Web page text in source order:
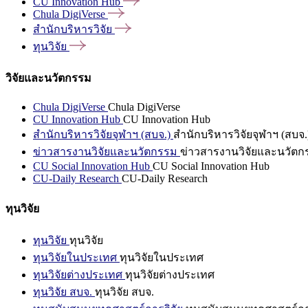
Chula DigiVerse
สำนักบริหารวิจัย
ทุนวิจัย
วิจัยและนวัตกรรม
Chula DigiVerse Chula DigiVerse
CU Innovation Hub CU Innovation Hub
สำนักบริหารวิจัยจุฬาฯ (สบจ.) สำนักบริหารวิจัยจุฬาฯ (สบจ
ข่าวสารงานวิจัยและนวัตกรรม ข่าวสารงานวิจัยและนวัตก
CU Social Innovation Hub CU Social Innovation Hub
CU-Daily Research CU-Daily Research
ทุนวิจัย
ทุนวิจัย ทุนวิจัย
ทุนวิจัยในประเทศ ทุนวิจัยในประเทศ
ทุนวิจัยต่างประเทศ ทุนวิจัยต่างประเทศ
ทุนวิจัย สบจ. ทุนวิจัย สบจ.